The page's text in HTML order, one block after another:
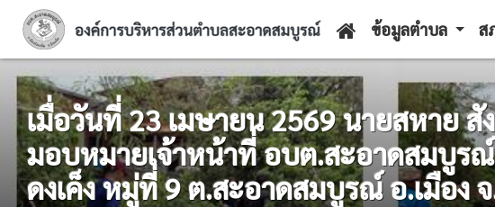
ข้อมูลตำบล ส
เมื่อวันที่ 23 เมษายน 2569 นายสหาย
มอบหมายเจ้าหน้าที่ อบต.สะอาดสมบูร
ดงเค็ง หมู่ที่ 9 ต.สะอาดสมบูรณ์ อ.เมือง